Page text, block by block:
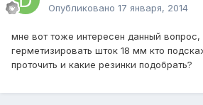
Опубликовано 17 января, 2014
мне вот тоже интересен данный
герметизировать шток 18 мм кто
проточить и какие резинки подобрать?